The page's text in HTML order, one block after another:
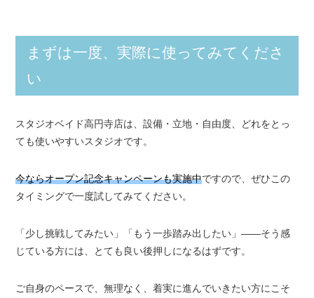
まずは一度、実際に使ってみてくださ
い
スタジオベイド高円寺店は、設備・立地・自由度、どれをとっ
ても使いやすいスタジオです。
今ならオープン記念キャンペーンも実施中ですので、ぜひこの
タイミングで一度試してみてください。
「少し挑戦してみたい」「もう一歩踏み出したい」——そう感
じている方には、とても良い後押しになるはずです。
ご自身のペースで、無理なく、着実に進んでいきたい方にこそ